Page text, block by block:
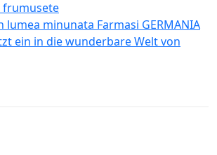
frumusete
lumea minunata Farmasi GERMANIA
ein in die wunderbare Welt von